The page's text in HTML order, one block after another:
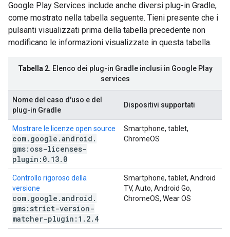
Google Play Services include anche diversi plug-in Gradle,
come mostrato nella tabella seguente. Tieni presente che i
pulsanti visualizzati prima della tabella precedente non
modificano le informazioni visualizzate in questa tabella.
Tabella 2. Elenco dei plug-in Gradle inclusi in Google Play
services
Nome del caso d'uso e del
plug-in Gradle
Dispositivi supportati
Mostrare le licenze open source
com. google .android .
gms:oss-licenses-
plugin:0. 13. 0
Smartphone, tablet,
ChromeOS
Controllo rigoroso della
versione
com. google .android .
gms:strict-version-
matcher-plugin:1 . 2. 4
Smartphone, tablet, Android
TV, Auto, Android Go,
ChromeOS, Wear OS